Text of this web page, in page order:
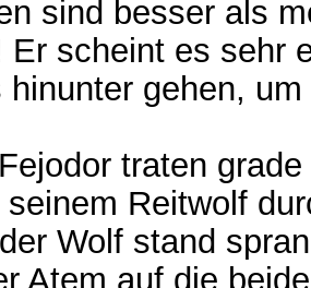
sind besser als
Er scheint es sehr
hinunter gehen,
traten
seinem Reitwolf
Wolf stand
Atem auf die